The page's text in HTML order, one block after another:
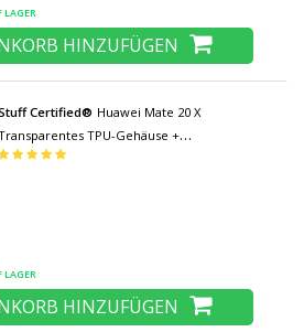
LAGER
HINZUFÜGEN
Certified® Huawei Mate 20 X
TPU-Gehäuse +
aus gehärtetem Glas
LAGER
HINZUFÜGEN